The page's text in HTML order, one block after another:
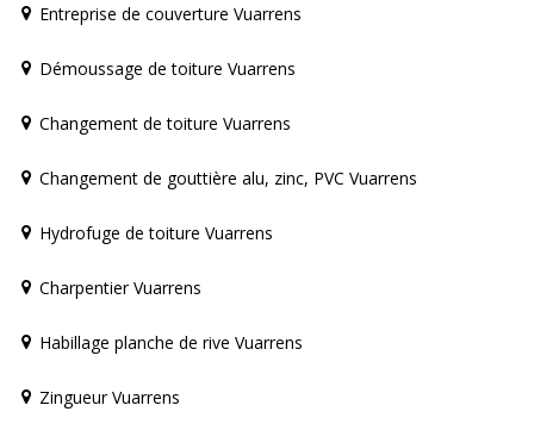
Entreprise de couverture Vuarrens
Démoussage de toiture Vuarrens
Changement de toiture Vuarrens
Changement de gouttière alu, zinc, PVC Vuarrens
Hydrofuge de toiture Vuarrens
Charpentier Vuarrens
Habillage planche de rive Vuarrens
Zingueur Vuarrens